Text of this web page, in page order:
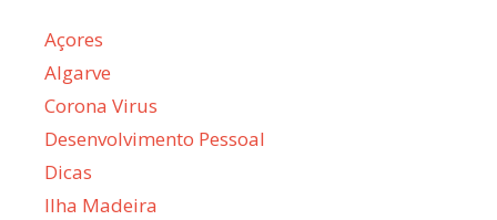
Açores
Algarve
Corona Virus
Desenvolvimento Pessoal
Dicas
Ilha Madeira